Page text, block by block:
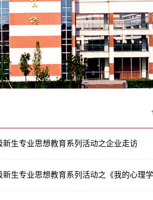
生专业思想教育系列活动之企业走访